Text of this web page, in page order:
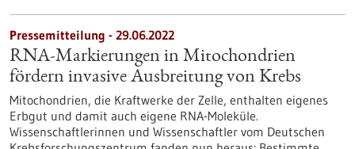
Pressemitteilung - 29.06.2022
RNA-Markierungen in Mitochondrien
fördern invasive Ausbreitung von Krebs
Mitochondrien, die Kraftwerke der Zelle, enthalten eigenes
Erbgut und damit auch eigene RNA-Moleküle.
Wissenschaftlerinnen und Wissenschaftler vom Deutschen